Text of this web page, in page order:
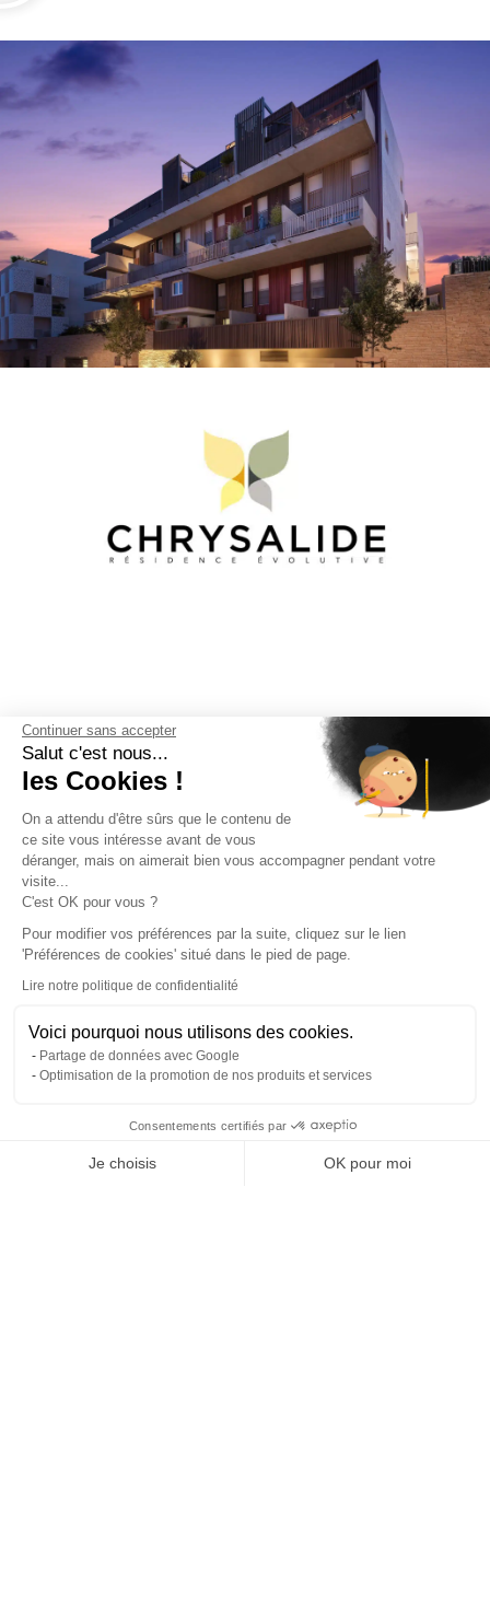
Continuer sans accepter
Salut c'est nous...
les Cookies !
On a attendu d'être sûrs que le contenu de
ce site vous intéresse avant de vous
déranger, mais on aimerait bien vous accompagner pendant votre
visite...
C'est OK pour vous ?
Pour modifier vos préférences par la suite, cliquez sur le lien
'Préférences de cookies' situé dans le pied de page.
Lire notre politique de confidentialité
Voici pourquoi nous utilisons des cookies.
Partage de données avec Google
Optimisation de la promotion de nos produits et services
Consentements certifiés par
Je choisis OK pour moi